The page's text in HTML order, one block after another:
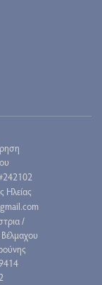
Ηλείας
/